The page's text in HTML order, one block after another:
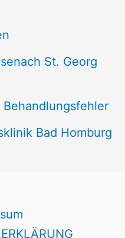
St. Georg
Bad Homburg